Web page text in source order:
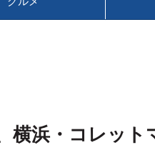
横浜・コレット